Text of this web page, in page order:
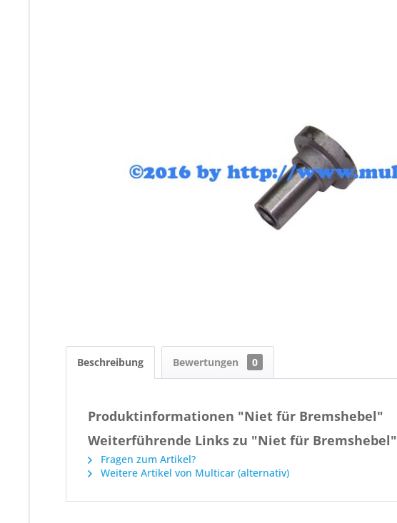
Beschreibung Bewertungen 0
Produktinformationen "Niet für Bremshebel"
Weiterführende Links zu "Niet für Bremshebel"
Fragen zum Artikel?
Weitere Artikel von Multicar (alternativ)